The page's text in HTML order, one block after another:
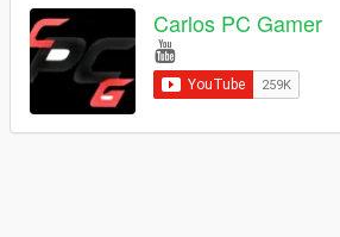
Carlos PC Gamer